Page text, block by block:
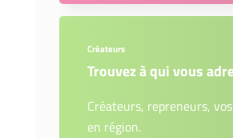
Créateurs
Trouvez à qui vous
Créateurs, repreneurs,
en région.